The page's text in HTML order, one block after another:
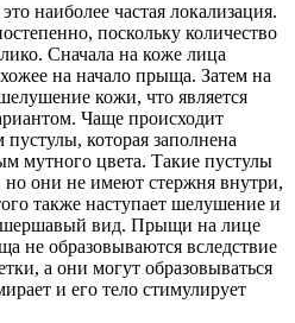
наиболее частая локализация.
поскольку количество
Сначала на коже лица
на начало прыща. Затем на
кожи, что является
Чаще происходит
которая заполнена
мутного цвета. Такие пустулы
они не имеют стержня внутри,
также наступает шелушение и
шершавый вид. Прыщи на лице
не образовываются вследствие
а они могут образовываться
и его тело стимулирует